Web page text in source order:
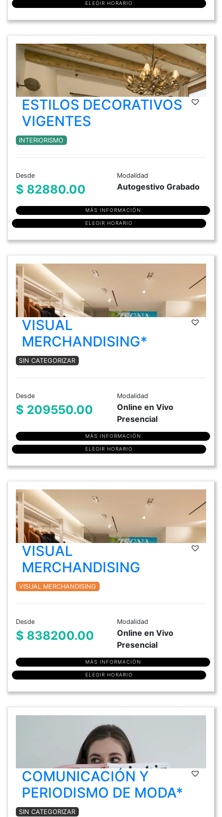
ELEGIR HORARIO
ESTILOS DECORATIVOS
VIGENTES
INTERIORISMO
Desde
$ 82880.00
Modalidad
Autogestivo Grabado
MÁS INFORMACIÓN
ELEGIR HORARIO
VISUAL
MERCHANDISING*
SIN CATEGORIZAR
Desde
$ 209550.00
Modalidad
Online en Vivo
Presencial
MÁS INFORMACIÓN
ELEGIR HORARIO
VISUAL
MERCHANDISING
VISUAL MERCHANDISING
Desde
$ 838200.00
Modalidad
Online en Vivo
Presencial
MÁS INFORMACIÓN
ELEGIR HORARIO
COMUNICACIÓN Y
PERIODISMO DE MODA*
SIN CATEGORIZAR